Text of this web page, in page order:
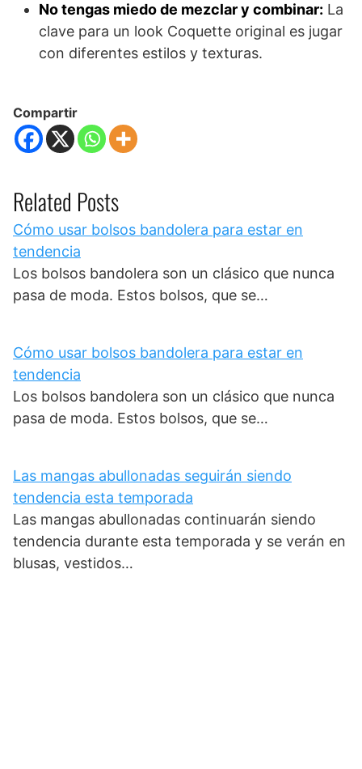
No tengas miedo de mezclar y combinar: La
clave para un look Coquette original es jugar
con diferentes estilos y texturas.
Compartir
Related Posts
Cómo usar bolsos bandolera para estar en
tendencia
Los bolsos bandolera son un clásico que nunca
pasa de moda. Estos bolsos, que se…
Cómo usar bolsos bandolera para estar en
tendencia
Los bolsos bandolera son un clásico que nunca
pasa de moda. Estos bolsos, que se…
Las mangas abullonadas seguirán siendo
tendencia esta temporada
Las mangas abullonadas continuarán siendo
tendencia durante esta temporada y se verán en
blusas, vestidos…